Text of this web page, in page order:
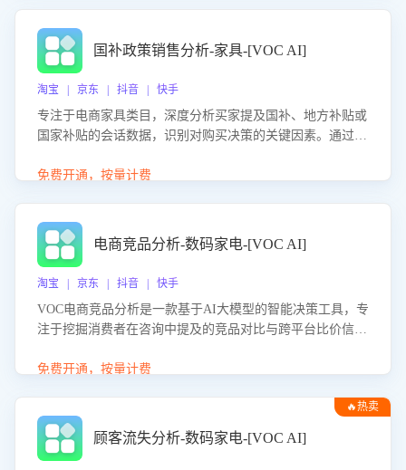
国补政策销售分析-家具-[VOC AI]
淘宝 | 京东 | 抖音 | 快手
专注于电商家具类目，深度分析买家提及国补、地方补贴或
国家补贴的会话数据，识别对购买决策的关键因素。通过AI
化策略，助力商家利用国补政策提升GMV。
免费开通，按量计费
电商竞品分析-数码家电-[VOC AI]
淘宝 | 京东 | 抖音 | 快手
VOC电商竞品分析是一款基于AI大模型的智能决策工具，专
注于挖掘消费者在咨询中提及的竞品对比与跨平台比价信
商品信息，进行多维度交叉对比，并分析消费者的比价行
企业优化营销话术、突出产品与服务优势，有效提升咨询转
化率，避免陷入单纯价格竞争，实现精准扬长避短。
免费开通，按量计费
🔥热卖
顾客流失分析-数码家电-[VOC AI]